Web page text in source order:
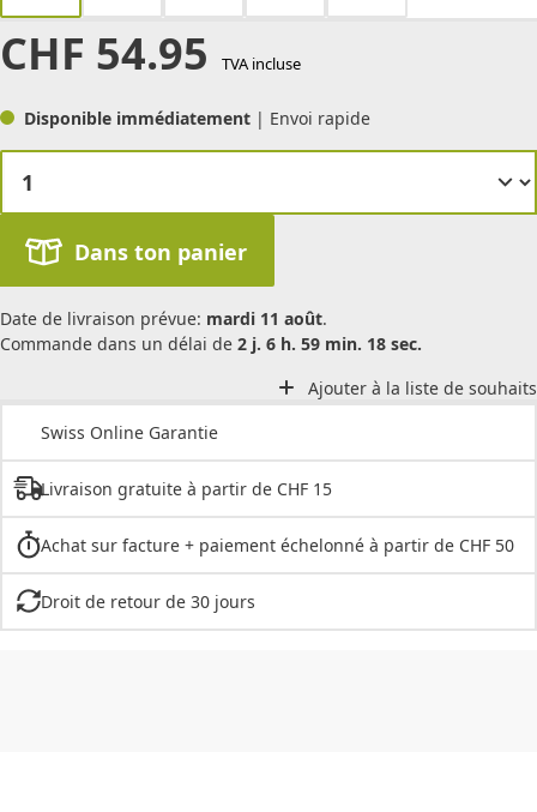
CHF 54.95 TVA incluse
Disponible immédiatement | Envoi rapide
Dans ton panier
Date de livraison prévue: mardi 11 août.
Commande dans un délai de 2 j. 6 h. 59 min. 18 sec.
Ajouter à la liste de souhaits
Swiss Online Garantie
Livraison gratuite à partir de CHF 15
Achat sur facture + paiement échelonné à partir de CHF 50
Droit de retour de 30 jours